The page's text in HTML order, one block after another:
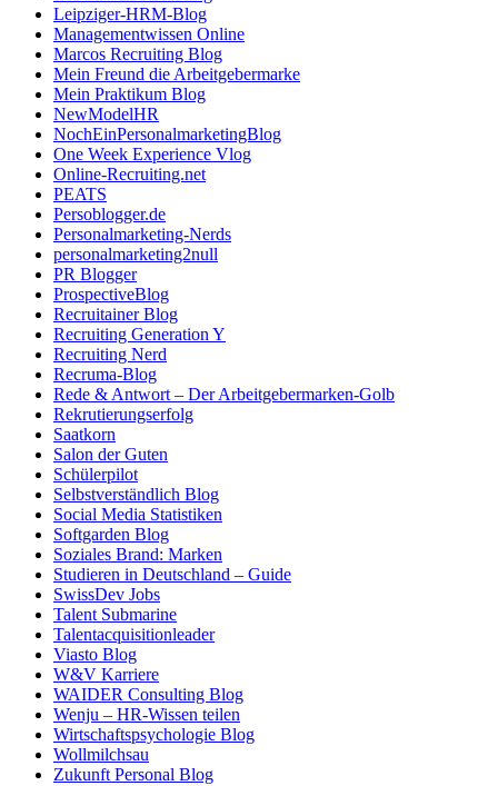
Leipziger-HRM-Blog
Managementwissen Online
Marcos Recruiting Blog
Mein Freund die Arbeitgebermarke
Mein Praktikum Blog
NewModelHR
NochEinPersonalmarketingBlog
One Week Experience Vlog
Online-Recruiting.net
PEATS
Persoblogger.de
Personalmarketing-Nerds
personalmarketing2null
PR Blogger
ProspectiveBlog
Recruitainer Blog
Recruiting Generation Y
Recruiting Nerd
Recruma-Blog
Rede & Antwort – Der Arbeitgebermarken-Golb
Rekrutierungserfolg
Saatkorn
Salon der Guten
Schülerpilot
Selbstverständlich Blog
Social Media Statistiken
Softgarden Blog
Soziales Brand: Marken
Studieren in Deutschland – Guide
SwissDev Jobs
Talent Submarine
Talentacquisitionleader
Viasto Blog
W&V Karriere
WAIDER Consulting Blog
Wenju – HR-Wissen teilen
Wirtschaftspsychologie Blog
Wollmilchsau
Zukunft Personal Blog